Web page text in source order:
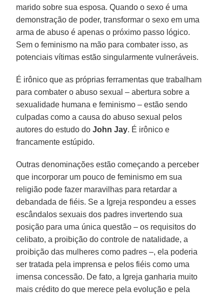
marido sobre sua esposa. Quando o sexo é uma
demonstração de poder, transformar o sexo em uma
arma de abuso é apenas o próximo passo lógico.
Sem o feminismo na mão para combater isso, as
potenciais vítimas estão singularmente vulneráveis.
É irônico que as próprias ferramentas que trabalham
para combater o abuso sexual – abertura sobre a
sexualidade humana e feminismo – estão sendo
culpadas como a causa do abuso sexual pelos
autores do estudo doJohn Jay. É irônico e
francamente estúpido.
Outras denominações estão começando a perceber
que incorporar um pouco de feminismo em sua
religião pode fazer maravilhas para retardar a
debandada de fiéis. Se a Igreja respondeu a esses
escândalos sexuais dos padres invertendo sua
posição para uma única questão – os requisitos do
celibato, a proibição do controle de natalidade, a
proibição das mulheres como padres –, ela poderia
ser tratada pela imprensa e pelos fiéis como uma
imensa concessão. De fato, a Igreja ganharia muito
mais crédito do que merece pela evolução e pela